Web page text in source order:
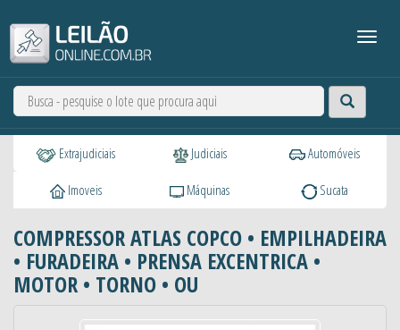
Extrajudiciais Judiciais Automóveis
Imoveis Máquinas Sucata
COMPRESSOR ATLAS COPCO • EMPILHADEIRA
• FURADEIRA • PRENSA EXCENTRICA •
MOTOR • TORNO • OU